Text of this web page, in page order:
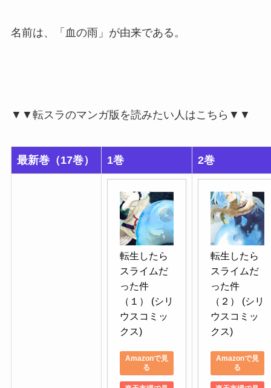
名前は、「血の雨」が由来である。
▼▼転スラのマンガ版を読みたい人はこちら▼▼
最新巻（17巻） 1巻 2巻
転生したら
スライムだ
った件
（１） (シリ
ウスコミッ
クス)
Amazonで見
る
転生したら
スライムだ
った件
（２） (シリ
ウスコミッ
クス)
Amazonで見
る